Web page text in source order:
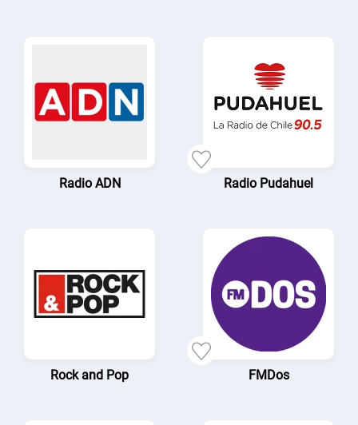
Radio ADN Radio Pudahuel
Rock and Pop FMDos